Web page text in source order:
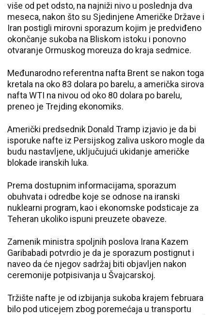
više od pet odsto, na najniži nivo u poslednja dva
meseca, nakon što su Sjedinjene Američke Države i
Iran postigli mirovni sporazum kojim je predviđeno
okončanje sukoba na Bliskom istoku i ponovno
otvaranje Ormuskog moreuza do kraja sedmice.
Međunarodno referentna nafta Brent se nakon toga
kretala na oko 83 dolara po barelu, a američka sirova
nafta WTI na nivou od oko 80 dolara po barelu,
preneo je Trejding ekonomiks.
Američki predsednik Donald Tramp izjavio je da bi
isporuke nafte iz Persijskog zaliva uskoro mogle da
budu nastavljene, uključujući ukidanje američke
blokade iranskih luka.
Prema dostupnim informacijama, sporazum
obuhvata i odredbe koje se odnose na iranski
nuklearni program, kao i ekonomske podsticaje za
Teheran ukoliko ispuni preuzete obaveze.
Zamenik ministra spoljnih poslova Irana Kazem
Garibabadi potvrdio je da je sporazum postignut i
naveo da će njegov sadržaj biti objavljen nakon
ceremonije potpisivanja u Švajcarskoj.
Tržište nafte je od izbijanja sukoba krajem februara
bilo pod uticejem zbog poremećaja u transportu